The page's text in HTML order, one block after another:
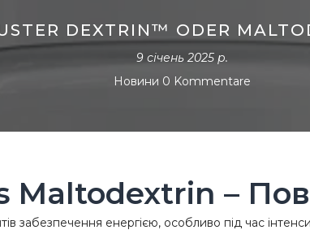
DEXTRIN™ ODER
9 січень 2025 р.
Новини 0 Kommentare
–
забезпечення енергією, особливо під час